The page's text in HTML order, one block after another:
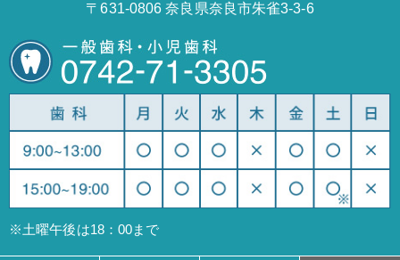
〒631-0806 奈良県奈良市朱雀3-3-6
※土曜午後は18：00まで